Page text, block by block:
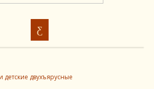
детские двухъярусные